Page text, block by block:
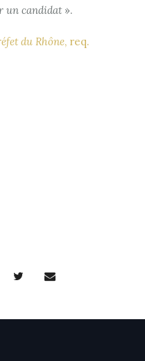
un candidat».
du Rhône, req.